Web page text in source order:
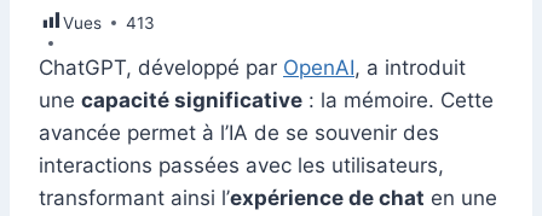
e
b
o
o
k
e
dI
n
A
p
p
st t
e
n
g
er
a
m
m
bl
r
ta
g
er
Vues 413
ChatGPT, développé par OpenAI, a introduit
une capacité significative : la mémoire. Cette
avancée permet à l’IA de se souvenir des
interactions passées avec les utilisateurs,
transformant ainsi l’expérience de chat en une